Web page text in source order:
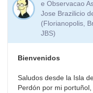
e Observacao
Jose Brazilicio
(Florianopolis,
JBS)
Bienvenidos
Saludos desde la Isla
Perdón por mi